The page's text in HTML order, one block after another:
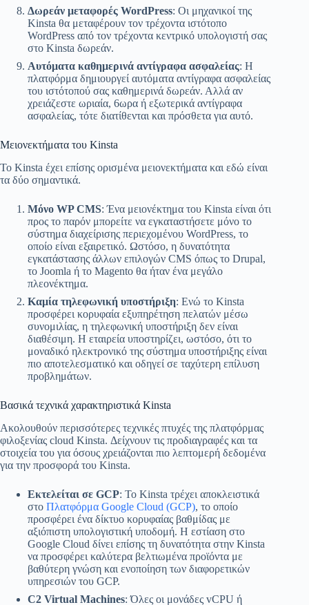
Δωρεάν μεταφορές WordPress: Οι μηχανικοί της
Kinsta θα μεταφέρουν τον τρέχοντα ιστότοπο
WordPress από τον τρέχοντα κεντρικό υπολογιστή σας
στο Kinsta δωρεάν.
Αυτόματα καθημερινά αντίγραφα ασφαλείας: Η
πλατφόρμα δημιουργεί αυτόματα αντίγραφα ασφαλείας
του ιστότοπού σας καθημερινά δωρεάν. Αλλά αν
χρειάζεστε ωριαία, 6ωρα ή εξωτερικά αντίγραφα
ασφαλείας, τότε διατίθενται και πρόσθετα για αυτό.
Μειονεκτήματα του Kinsta
Το Kinsta έχει επίσης ορισμένα μειονεκτήματα και εδώ είναι
τα δύο σημαντικά.
Μόνο WP CMS: Ένα μειονέκτημα του Kinsta είναι ότι
προς το παρόν μπορείτε να εγκαταστήσετε μόνο το
σύστημα διαχείρισης περιεχομένου WordPress, το
οποίο είναι εξαιρετικό. Ωστόσο, η δυνατότητα
εγκατάστασης άλλων επιλογών CMS όπως το Drupal,
το Joomla ή το Magento θα ήταν ένα μεγάλο
πλεονέκτημα.
Καμία τηλεφωνική υποστήριξη: Ενώ το Kinsta
προσφέρει κορυφαία εξυπηρέτηση πελατών μέσω
συνομιλίας, η τηλεφωνική υποστήριξη δεν είναι
διαθέσιμη. Η εταιρεία υποστηρίζει, ωστόσο, ότι το
μοναδικό ηλεκτρονικό της σύστημα υποστήριξης είναι
πιο αποτελεσματικό και οδηγεί σε ταχύτερη επίλυση
προβλημάτων.
Βασικά τεχνικά χαρακτηριστικά Kinsta
Ακολουθούν περισσότερες τεχνικές πτυχές της πλατφόρμας
φιλοξενίας cloud Kinsta. Δείχνουν τις προδιαγραφές και τα
στοιχεία του για όσους χρειάζονται πιο λεπτομερή δεδομένα
για την προσφορά του Kinsta.
Εκτελείται σε GCP: Το Kinsta τρέχει αποκλειστικά
στο Πλατφόρμα Google Cloud (GCP), το οποίο
προσφέρει ένα δίκτυο κορυφαίας βαθμίδας με
αξιόπιστη υπολογιστική υποδομή. Η εστίαση στο
Google Cloud δίνει επίσης τη δυνατότητα στην Kinsta
να προσφέρει καλύτερα βελτιωμένα προϊόντα με
βαθύτερη γνώση και ενοποίηση των διαφορετικών
υπηρεσιών του GCP.
C2 Virtual Machines: Όλες οι μονάδες vCPU ή